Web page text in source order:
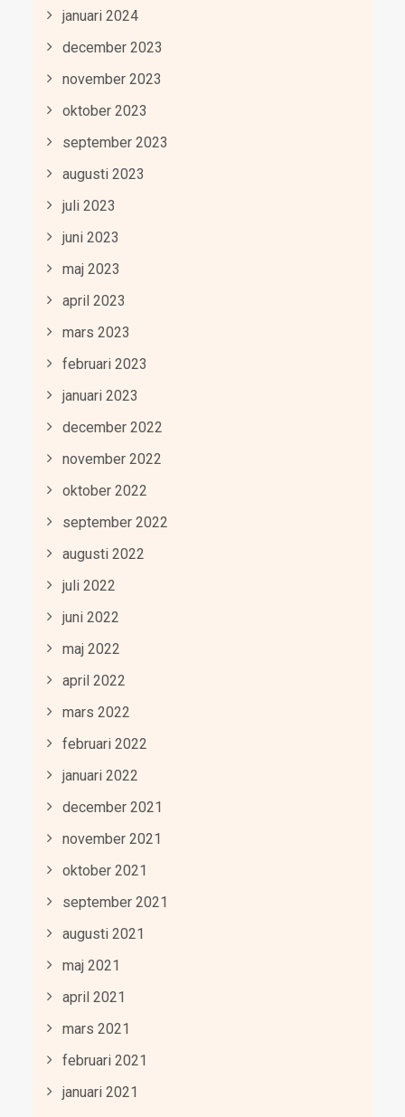
januari 2024
december 2023
november 2023
oktober 2023
september 2023
augusti 2023
juli 2023
juni 2023
maj 2023
april 2023
mars 2023
februari 2023
januari 2023
december 2022
november 2022
oktober 2022
september 2022
augusti 2022
juli 2022
juni 2022
maj 2022
april 2022
mars 2022
februari 2022
januari 2022
december 2021
november 2021
oktober 2021
september 2021
augusti 2021
maj 2021
april 2021
mars 2021
februari 2021
januari 2021